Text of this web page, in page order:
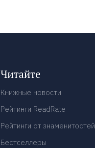
Читайте
Книжные новости
Рейтинги ReadRate
Рейтинги от знаменитостей
Бестселлеры